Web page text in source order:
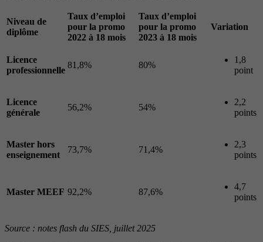
Niveau de
diplôme
Taux d’emploi
pour la promo
2022 à 18 mois
Taux d’emploi
pour la promo
2023 à 18 mois
Variation
Licence
professionnelle
81,8% 80%
1,8
point
Licence
générale
56,2% 54%
2,2
points
Master hors
enseignement
73,7% 71,4%
2,3
points
Master MEEF 92,2% 87,6%
4,7
points
Source : notes flash du SIES, juillet 2025